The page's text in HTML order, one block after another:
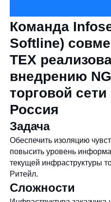
Команда
Softline)
ТЕХ
внедрению
торговой
Россия
Задача
Обеспечить изоляцию
повысить уровень
текущей инфраструктуры
Ритейл.
Сложности